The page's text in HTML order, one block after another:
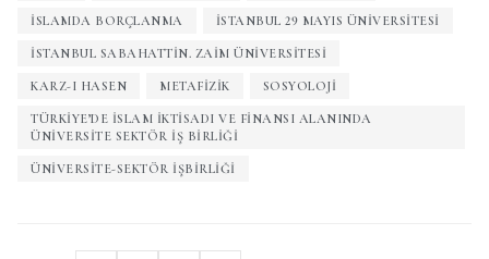
ISLAMDA BORÇLANMA İSTANBUL 29 MAYIS ÜNIVERSITESI
İSTANBUL SABAHATTIN. ZAIM ÜNIVERSITESI
KARZ-I HASEN METAFIZIK SOSYOLOJI
TÜRKIYE’DE İSLAM İKTISADI VE FINANSI ALANINDA
ÜNIVERSITE SEKTÖR İŞ BIRLIĞI
ÜNIVERSITE-SEKTÖR IŞBIRLIĞI